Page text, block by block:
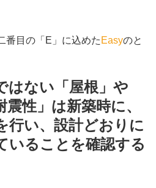
番目の「E」に込めた Easyのと
はない「屋根」や
震性」は新築時に、
行い、設計どおりに
いることを確認する